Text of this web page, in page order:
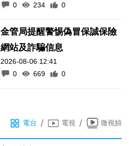
0
234 0
金管局提醒警惕偽冒保誠保險
網站及詐騙信息
2026-08-06 12:41
0
669 0
電台 / 電視 / 微視頻